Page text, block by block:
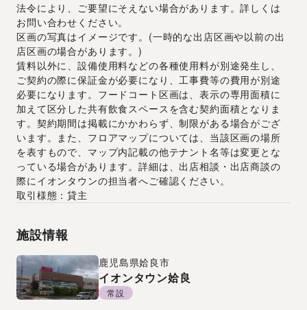
法令により、ご要望にそえない場合があります。詳しくは
お問い合わせください。
区画の写真はイメージです。(一時的な出店区画や以前の出
店区画の場合があります。)
賃料以外に、設備使用料などの各種使用料が別途発生し、
ご契約の際に保証金が必要になり、工事費等の費用が別途
必要になります。フードコート区画は、表示の専用面積に
加えて区分した共有飲食スペースを含む契約面積となりま
す。契約期間は掲載にかかわらず、制限がある場合がござ
います。また、フロアマップについては、当該区画の場所
を表すもので、マップ内記載の他テナント名等は変更とな
っている場合があります。詳細は、出店相談・出店商談の
際にイオンタウンの担当者へご確認ください。
取引様態：貸主
施設情報
鹿児島県姶良市
イオンタウン姶良
常設